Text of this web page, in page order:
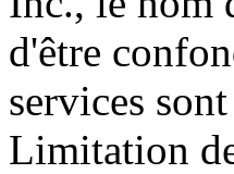
d'être
services
Limitation